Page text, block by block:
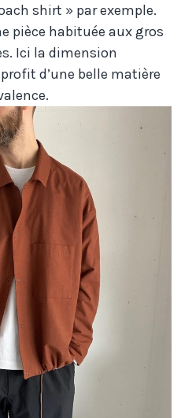
shirt » par exemple.
pièce habituée aux gros
Ici la dimension
d’une belle matière